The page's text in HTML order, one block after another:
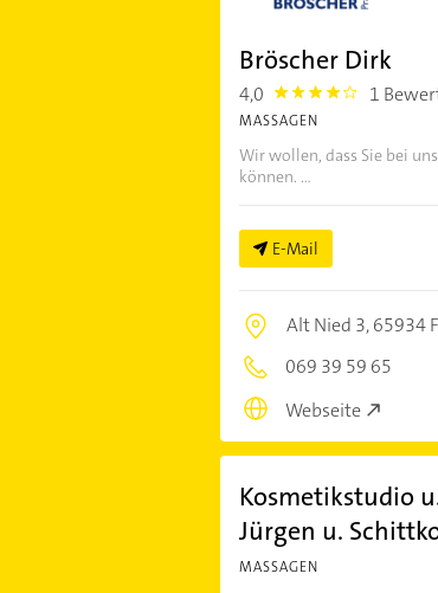
Bröscher Dirk
4,0 4.0 1
MASSAGEN
Wir wollen, dass Sie bei
können. ...
E-Mail
Alt Nied 3,65934
069 39 59 65
Webseite
Kosmetikstudio
Jürgen u.
MASSAGEN